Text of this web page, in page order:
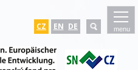
CZ EN DE menu